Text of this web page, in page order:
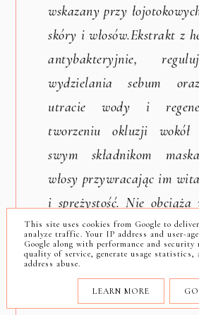
wskazany przy
skóry i włosów.Ekstrakt z
antybakteryjnie,
wydzielania sebum
utracie wody i
tworzeniu okluzji wokół
swym składnikom
włosy przywracając im
i sprężystość. Nie obciąża
zmienia ich koloru.
umyj włosy szamponem,
Wax firmy PILOMAX.
10-20 ml wmasuj w skórę
This site uses cookies from Google to
analyze traffic. Your IP address and user-
Google along with performance and security
quality of service, generate usage statistics,
address abuse.
LEARN MORE